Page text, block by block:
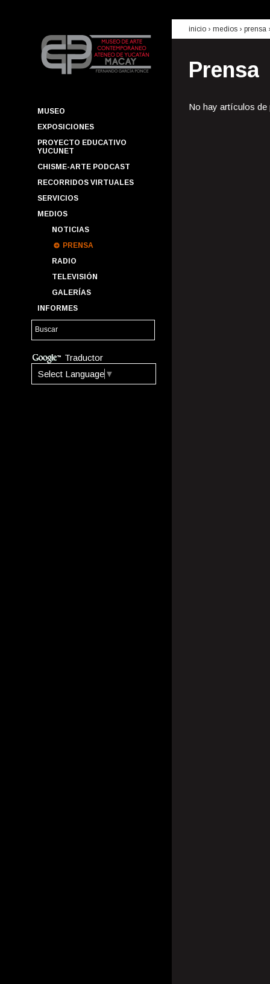
MUSEO
EXPOSICIONES
PROYECTO EDUCATIVO
YUCUNET
CHISME-ARTE PODCAST
RECORRIDOS VIRTUALES
SERVICIOS
MEDIOS
NOTICIAS
PRENSA
RADIO
TELEVISIÓN
GALERÍAS
INFORMES
Traductor
Select Language ▼
inicio › medios › prensa
Prensa
No hay artículos de